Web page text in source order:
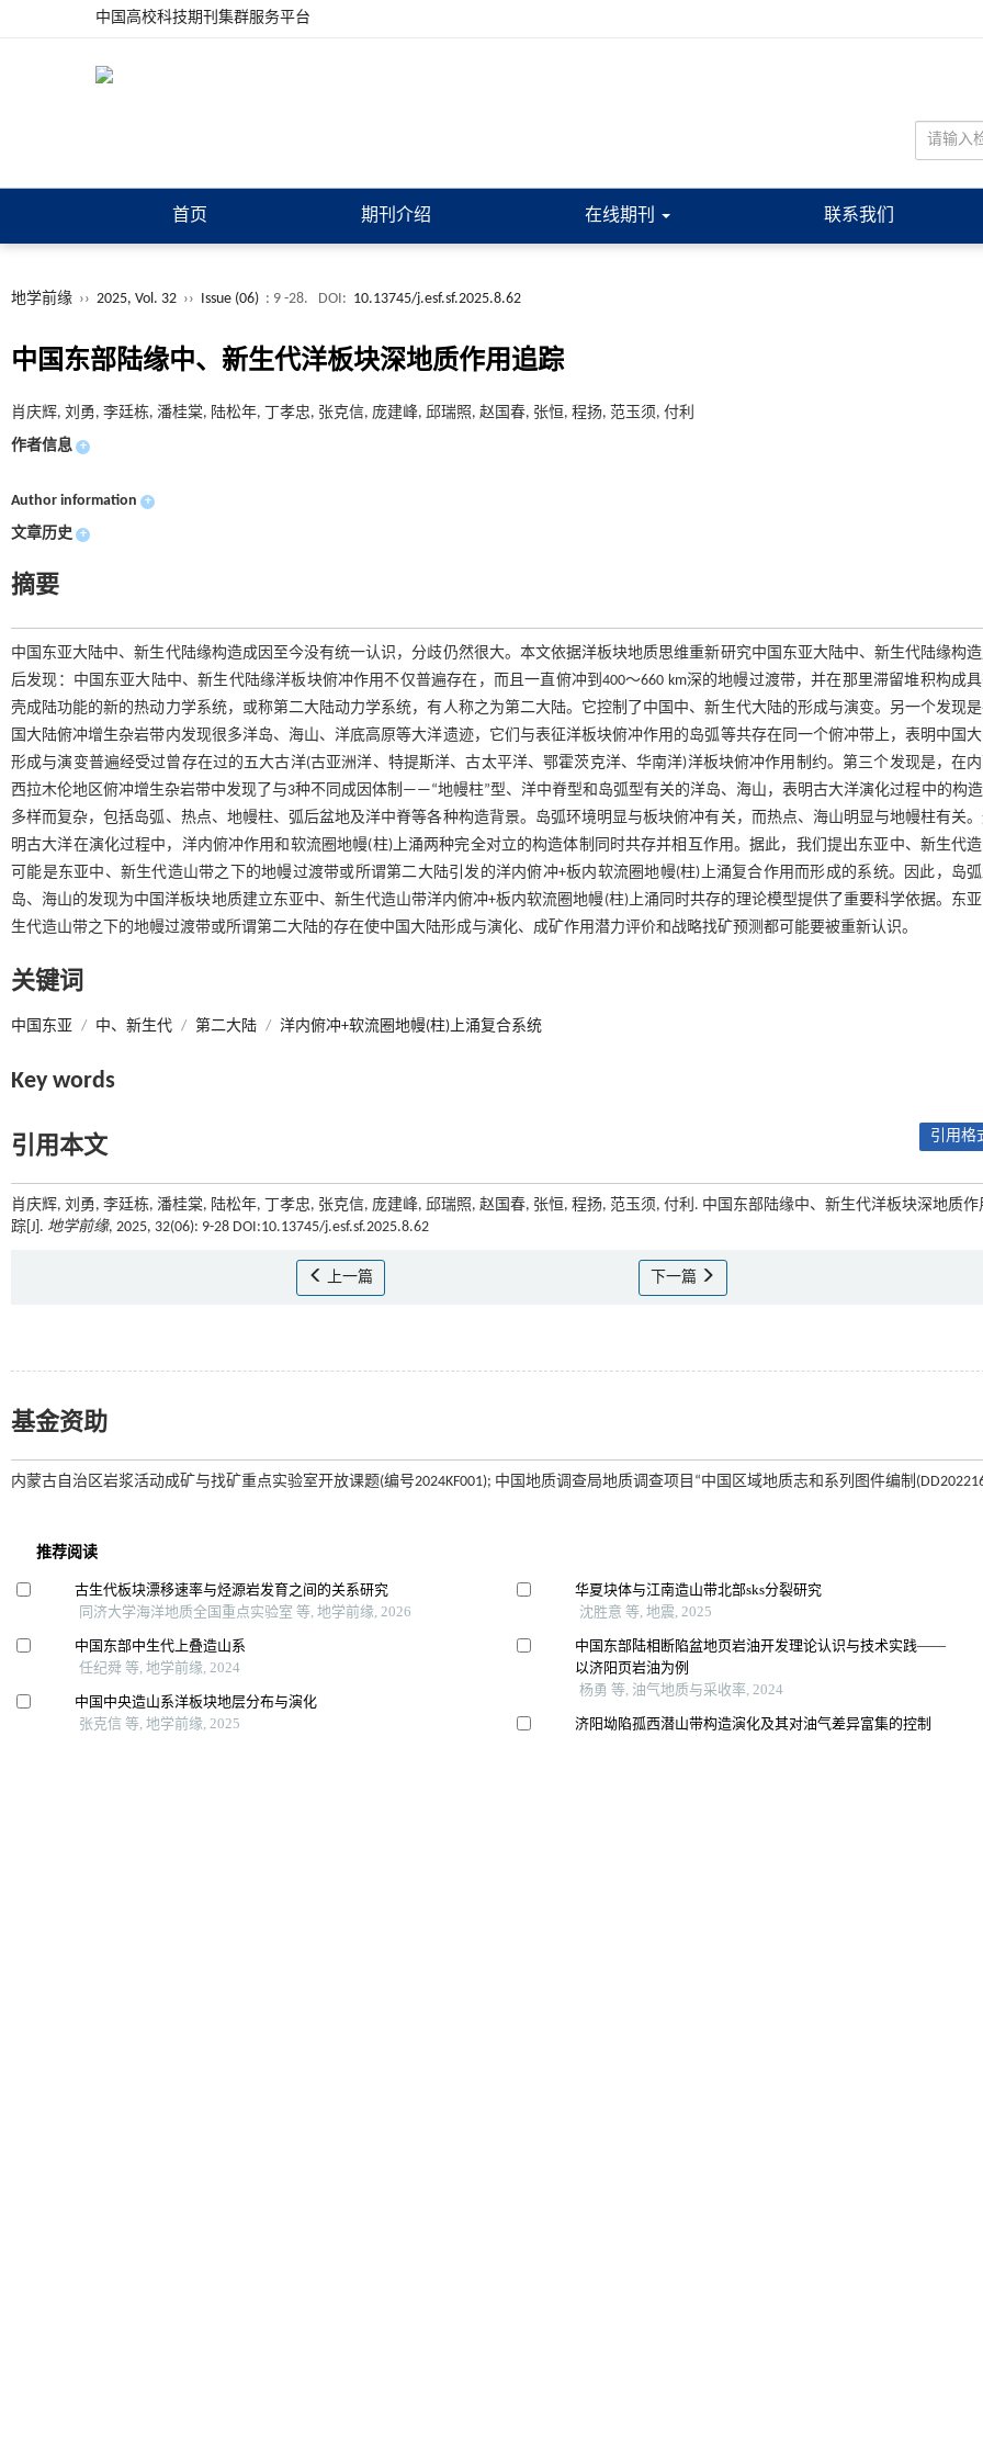
中国高校科技期刊集群服务平台
首页 期刊介绍 在线期刊 联系我们
地学前缘 ›› 2025, Vol. 32 ›› Issue (06) : 9 -28. DOI: 10.13745/j.esf.sf.2025.8.62
中国东部陆缘中、新生代洋板块深地质作用追踪
肖庆辉, 刘勇, 李廷栋, 潘桂棠, 陆松年, 丁孝忠, 张克信, 庞建峰, 邱瑞照, 赵国春, 张恒, 程扬, 范玉须, 付利
作者信息 +
Author information +
文章历史 +
摘要
中国东亚大陆中、新生代陆缘构造成因至今没有统一认识，分歧仍然很大。本文依据洋板块地质思维重新研究中国东亚大陆中、新生代陆缘构
后发现：中国东亚大陆中、新生代陆缘洋板块俯冲作用不仅普遍存在，而且一直俯冲到400～660 km深的地幔过渡带，并在那里滞留堆积构成
壳成陆功能的新的热动力学系统，或称第二大陆动力学系统，有人称之为第二大陆。它控制了中国中、新生代大陆的形成与演变。另一个发现
国大陆俯冲增生杂岩带内发现很多洋岛、海山、洋底高原等大洋遗迹，它们与表征洋板块俯冲作用的岛弧等共存在同一个俯冲带上，表明中国
形成与演变普遍经受过曾存在过的五大古洋(古亚洲洋、特提斯洋、古太平洋、鄂霍茨克洋、华南洋)洋板块俯冲作用制约。第三个发现是，在
西拉木伦地区俯冲增生杂岩带中发现了与3种不同成因体制——“地幔柱”型、洋中脊型和岛弧型有关的洋岛、海山，表明古大洋演化过程中的构
多样而复杂，包括岛弧、热点、地幔柱、弧后盆地及洋中脊等各种构造背景。岛弧环境明显与板块俯冲有关，而热点、海山明显与地幔柱有关
明古大洋在演化过程中，洋内俯冲作用和软流圈地幔(柱)上涌两种完全对立的构造体制同时共存并相互作用。据此，我们提出东亚中、新生代
可能是东亚中、新生代造山带之下的地幔过渡带或所谓第二大陆引发的洋内俯冲+板内软流圈地幔(柱)上涌复合作用而形成的系统。因此，岛
岛、海山的发现为中国洋板块地质建立东亚中、新生代造山带洋内俯冲+板内软流圈地幔(柱)上涌同时共存的理论模型提供了重要科学依据。东
生代造山带之下的地幔过渡带或所谓第二大陆的存在使中国大陆形成与演化、成矿作用潜力评价和战略找矿预测都可能要被重新认识。
关键词
中国东亚 / 中、新生代 / 第二大陆 / 洋内俯冲+软流圈地幔(柱)上涌复合系统
Key words
引用本文 引用格
肖庆辉, 刘勇, 李廷栋, 潘桂棠, 陆松年, 丁孝忠, 张克信, 庞建峰, 邱瑞照, 赵国春, 张恒, 程扬, 范玉须, 付利. 中国东部陆缘中、新生代洋板块深地质作
踪[J]. 地学前缘, 2025, 32(06): 9-28 DOI:10.13745/j.esf.sf.2025.8.62
上一篇 下一篇
基金资助
内蒙古自治区岩浆活动成矿与找矿重点实验室开放课题(编号2024KF001); 中国地质调查局地质调查项目“中国区域地质志和系列图件编制